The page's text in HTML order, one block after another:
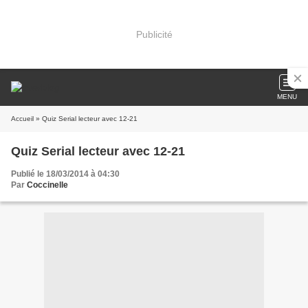
Publicité
MENU
Accueil » Quiz Serial lecteur avec 12-21
Quiz Serial lecteur avec 12-21
Publié le 18/03/2014 à 04:30
Par Coccinelle